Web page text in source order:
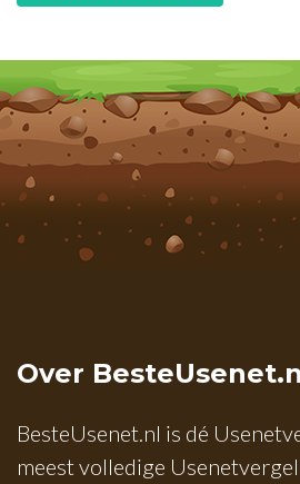
Over
BesteUsenet.nl is dé
meest volledige